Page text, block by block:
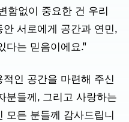
함없이 중요한 건 우리
서로에게 공간과 연민,
다는 믿음이에요."
인 공간을 마련해 주신
분들께, 그리고 사랑하는
모든 분들께 감사드립니